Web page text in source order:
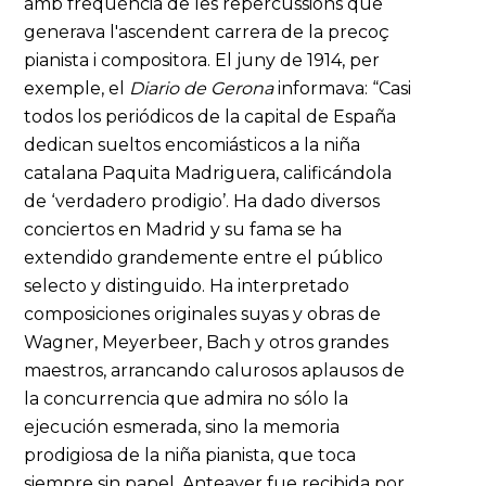
generava l'ascendent carrera de la precoç
pianista i compositora. El juny de 1914, per
exemple, el Diario de Geronainformava: “Casi
todos los periódicos de la capital de España
dedican sueltos encomiásticos a la niña
catalana Paquita Madriguera, calificándola
de ‘verdadero prodigio’. Ha dado diversos
conciertos en Madrid y su fama se ha
extendido grandemente entre el público
selecto y distinguido. Ha interpretado
composiciones originales suyas y obras de
Wagner, Meyerbeer, Bach y otros grandes
maestros, arrancando calurosos aplausos de
la concurrencia que admira no sólo la
ejecución esmerada, sino la memoria
prodigiosa de la niña pianista, que toca